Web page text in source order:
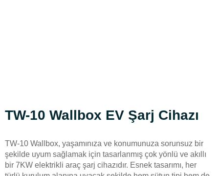
TW-10 Wallbox EV Şarj Cihazı
TW-10 Wallbox, yaşamınıza ve konumunuza sorunsuz bir
şekilde uyum sağlamak için tasarlanmış çok yönlü ve akıllı
bir 7KW elektrikli araç şarj cihazıdır. Esnek tasarımı, her